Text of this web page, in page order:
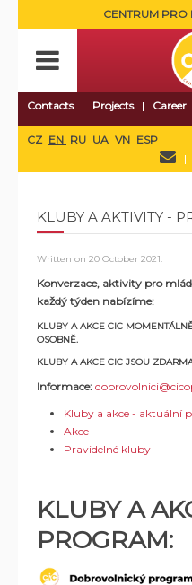
CENTRUM PRO
Contacts Projects Career
CZ EN RU UA VN ESP
KLUBY A AKTIVITY -
Written on 20 October 2021.
Konverzace, aktivity pro
každý týden nabízíme:
KLUBY A AKCE CIC
OSOBNĚ.
KLUBY A AKCE CIC JSOU
Informace:
Kluby a akce - aktuální
Akce
Pravidelné kluby
KLUBY A
PROGRAM: